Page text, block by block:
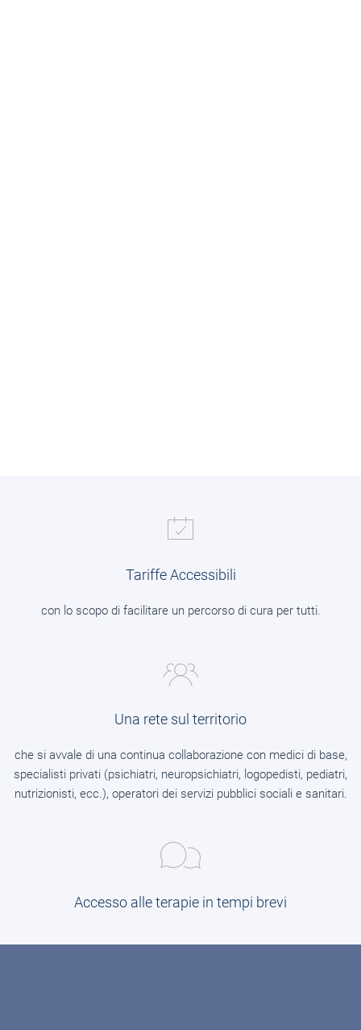
Tariffe Accessibili
con lo scopo di facilitare un percorso di cura per tutti.
Una rete sul territorio
che si avvale di una continua collaborazione con medici di base,
specialisti privati (psichiatri, neuropsichiatri, logopedisti, pediatri,
nutrizionisti, ecc.), operatori dei servizi pubblici sociali e sanitari.
Accesso alle terapie in tempi brevi